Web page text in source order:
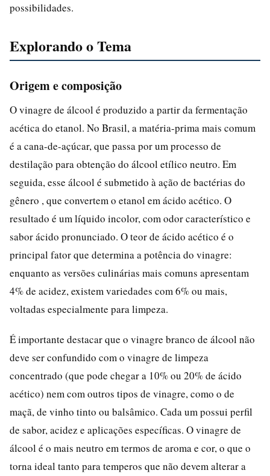
possibilidades.
Explorando o Tema
Origem e composição
O vinagre de álcool é produzido a partir da fermentação
acética do etanol. No Brasil, a matéria-prima mais comum
é a cana-de-açúcar, que passa por um processo de
destilação para obtenção do álcool etílico neutro. Em
seguida, esse álcool é submetido à ação de bactérias do
gênero , que convertem o etanol em ácido acético. O
resultado é um líquido incolor, com odor característico e
sabor ácido pronunciado. O teor de ácido acético é o
principal fator que determina a potência do vinagre:
enquanto as versões culinárias mais comuns apresentam
4% de acidez, existem variedades com 6% ou mais,
voltadas especialmente para limpeza.
É importante destacar que o vinagre branco de álcool não
deve ser confundido com o vinagre de limpeza
concentrado (que pode chegar a 10% ou 20% de ácido
acético) nem com outros tipos de vinagre, como o de
maçã, de vinho tinto ou balsâmico. Cada um possui perfil
de sabor, acidez e aplicações específicas. O vinagre de
álcool é o mais neutro em termos de aroma e cor, o que o
torna ideal tanto para temperos que não devem alterar a